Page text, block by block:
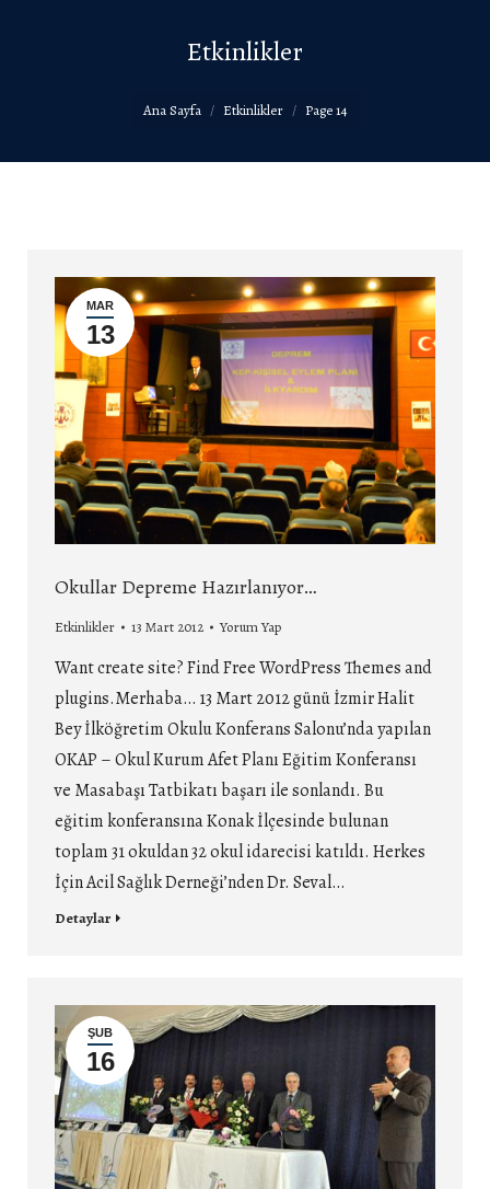
Etkinlikler
Ana Sayfa Etkinlikler Page 14
MAR
13
Okullar Depreme Hazırlanıyor…
Etkinlikler 13 Mart 2012 Yorum Yap
Want create site? Find Free WordPress Themes and
plugins.Merhaba… 13 Mart 2012 günü İzmir Halit
Bey İlköğretim Okulu Konferans Salonu’nda yapılan
OKAP – Okul Kurum Afet Planı Eğitim Konferansı
ve Masabaşı Tatbikatı başarı ile sonlandı. Bu
eğitim konferansına Konak İlçesinde bulunan
toplam 31 okuldan 32 okul idarecisi katıldı. Herkes
İçin Acil Sağlık Derneği’nden Dr. Seval…
Detaylar
ŞUB
16